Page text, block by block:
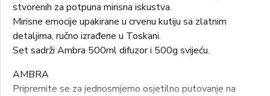
stvorenih za potpuna mirisna iskustva.
Mirisne emocije upakirane u crvenu kutiju sa zlatnim
detaljima, ručno izrađene u Toskani.
Set sadrži Ambra 500ml difuzor i 500g svijeću.
AMBRA
Pripremite se za jednosmjerno osjetilno putovanje na